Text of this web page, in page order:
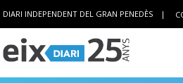
DIARI INDEPENDENT DEL GRAN PENEDÈS |